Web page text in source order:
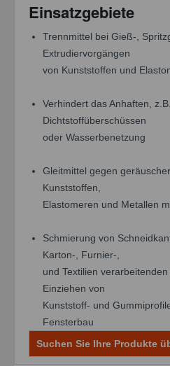
Einsatzgebiete
Trennmittel bei Gieß-,
Extrudiervorgängen
von Kunststoffen und
Verhindert das Anhaften,
Dichtstoffüberschüssen
oder Wasserbenetzung
Gleitmittel gegen
Kunststoffen,
Elastomeren und Metallen
Schmierung von
Karton-, Furnier-,
und Textilien
Einziehen von
Kunststoff- und
Fensterbau
Suchen Sie Ihre Produkte